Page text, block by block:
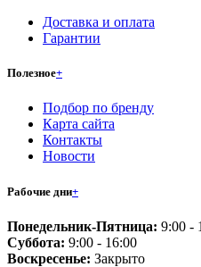
Доставка и оплата
Гарантии
Полезное+
Подбор по бренду
Карта сайта
Контакты
Новости
Рабочие дни+
Понедельник-Пятница: 9:00 -
Суббота: 9:00 - 16:00
Воскресенье: Закрыто